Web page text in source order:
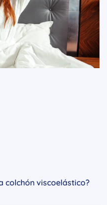
colchón viscoelástico?